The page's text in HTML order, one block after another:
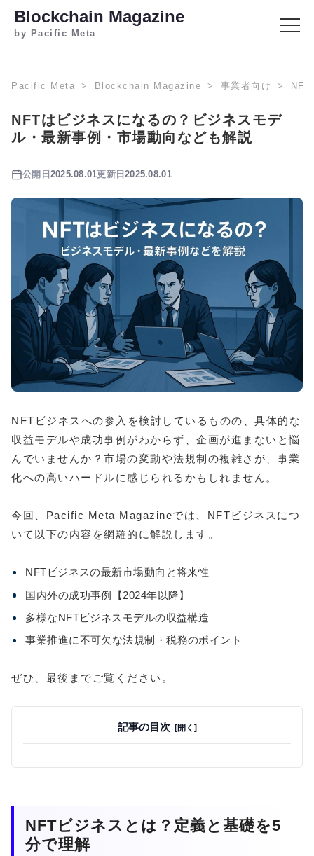
Blockchain Magazine
by Pacific Meta
Pacific Meta Blockchain Magazine 事業者向け NFT
NFTはビジネスになるの？ビジネスモデ
ル・最新事例・市場動向なども解説
公開日 2025.08.01更新日2025.08.01
NFTビジネスへの参入を検討しているものの、具体的な
収益モデルや成功事例がわからず、企画が進まないと悩
んでいませんか？市場の変動や法規制の複雑さが、事業
化への高いハードルに感じられるかもしれません。
今回、Pacific Meta Magazineでは、NFTビジネスにつ
いて以下の内容を網羅的に解説します。
NFTビジネスの最新市場動向と将来性
国内外の成功事例【2024年以降】
多様なNFTビジネスモデルの収益構造
事業推進に不可欠な法規制・税務のポイント
ぜひ、最後までご覧ください。
記事の目次
NFTビジネスとは？定義と基礎を5
分で理解